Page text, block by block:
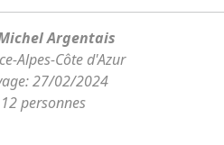
Argentais
Alpes-Côte d'Azur
27/02/2024
personnes